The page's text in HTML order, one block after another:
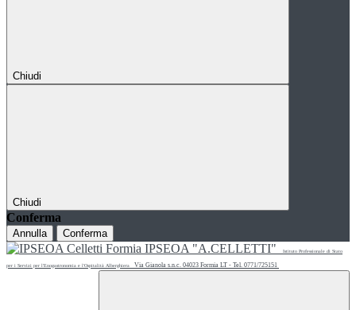
Chiudi
Chiudi
Conferma
Annulla Conferma
IPSEOA "A.CELLETTI" Istituto Professionale di Stato
per i Servizi per l'Enogastronomia e l'Ospitalità Alberghiera Via Gianola s.n.c. 04023 Formia LT - Tel. 0771/725151